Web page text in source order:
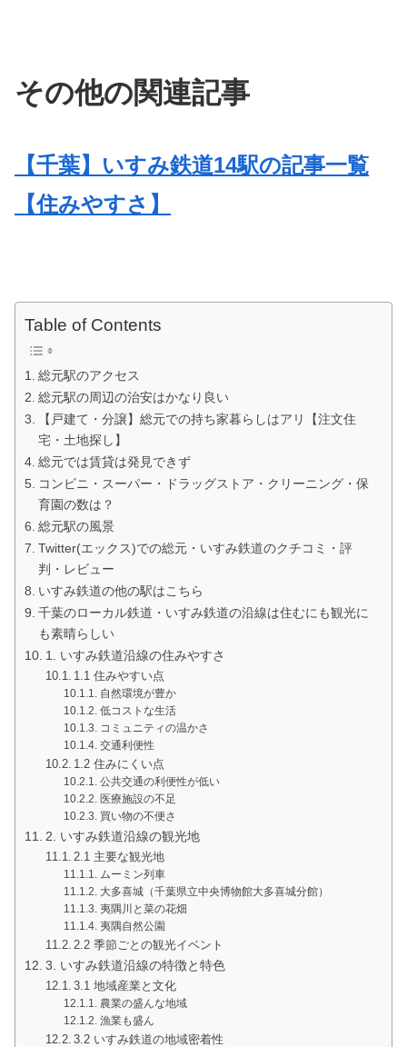
その他の関連記事
【千葉】いすみ鉄道14駅の記事一覧
【住みやすさ】
Table of Contents
総元駅のアクセス
総元駅の周辺の治安はかなり良い
【戸建て・分譲】総元での持ち家暮らしはアリ【注文住
宅・土地探し】
総元では賃貸は発見できず
コンビニ・スーパー・ドラッグストア・クリーニング・保
育園の数は？
総元駅の風景
Twitter(エックス)での総元・いすみ鉄道のクチコミ・評
判・レビュー
いすみ鉄道の他の駅はこちら
千葉のローカル鉄道・いすみ鉄道の沿線は住むにも観光に
も素晴らしい
1. いすみ鉄道沿線の住みやすさ
1.1 住みやすい点
自然環境が豊か
低コストな生活
コミュニティの温かさ
交通利便性
1.2 住みにくい点
公共交通の利便性が低い
医療施設の不足
買い物の不便さ
2. いすみ鉄道沿線の観光地
2.1 主要な観光地
ムーミン列車
大多喜城（千葉県立中央博物館大多喜城分館）
夷隅川と菜の花畑
夷隅自然公園
2.2 季節ごとの観光イベント
3. いすみ鉄道沿線の特徴と特色
3.1 地域産業と文化
農業の盛んな地域
漁業も盛ん
3.2 いすみ鉄道の地域密着性